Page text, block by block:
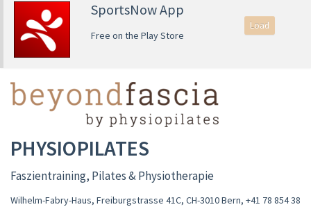
SportsNow App
Free on the Play Store
Load
PHYSIOPILATES
Faszientraining, Pilates & Physiotherapie
Wilhelm-Fabry-Haus, Freiburgstrasse 41C, CH-3010 Bern, +41 78 854 38